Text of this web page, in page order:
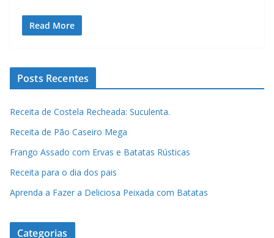
Read More
Posts Recentes
Receita de Costela Recheada: Suculenta.
Receita de Pão Caseiro Mega
Frango Assado com Ervas e Batatas Rústicas
Receita para o dia dos pais
Aprenda a Fazer a Deliciosa Peixada com Batatas
Categorias